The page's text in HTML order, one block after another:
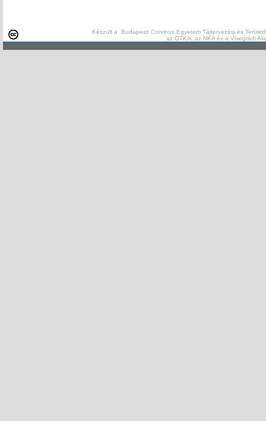
Készült a Budapesti Corvinus Egyetem Tájtervezési és
az OTKA, az NKA és a Visegrádi